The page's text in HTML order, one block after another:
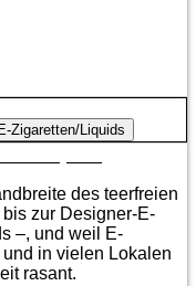
Zigaretten/Liquids
des teerfreien
zur Designer-E-
–, und weil E-
in vielen Lokalen
rasant.